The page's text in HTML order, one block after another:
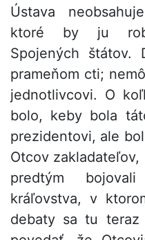
Ústava
ktoré by ju
Spojených štátov.
prameňom cti;
jednotlivcovi. O
bolo, keby bola
prezidentovi, ale
Otcov
predtým
kráľovstva, v
debaty sa tu teraz